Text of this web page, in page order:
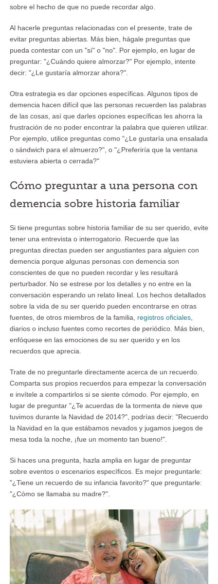
sobre el hecho de que no puede recordar algo.
Al hacerle preguntas relacionadas con el presente, trate de
evitar preguntas abiertas. Más bien, hágale preguntas que
pueda contestar con un "sí" o "no". Por ejemplo, en lugar de
preguntar: "¿Cuándo quiere almorzar?" Por ejemplo, intente
decir: "¿Le gustaría almorzar ahora?".
Otra estrategia es dar opciones específicas. Algunos tipos de
demencia hacen difícil que las personas recuerden las palabras
de las cosas, así que darles opciones específicas les ahorra la
frustración de no poder encontrar la palabra que quieren utilizar.
Por ejemplo, utilice preguntas como "¿Le gustaría una ensalada
o sándwich para el almuerzo?", o "¿Preferiría que la ventana
estuviera abierta o cerrada?"
Cómo preguntar a una persona con
demencia sobre historia familiar
Si tiene preguntas sobre historia familiar de su ser querido, evite
tener una entrevista o interrogatorio. Recuerde que las
preguntas directas pueden ser angustiantes para alguien con
demencia porque algunas personas con demencia son
conscientes de que no pueden recordar y les resultará
perturbador. No se estrese por los detalles y no entre en la
conversación esperando un relato lineal. Los hechos detallados
sobre la vida de su ser querido pueden encontrarse en otras
fuentes, de otros miembros de la familia, registros oficiales
diarios o incluso fuentes como recortes de periódico. Más bien,
enfóquese en las emociones de su ser querido y en los
recuerdos que aprecia.
Trate de no preguntarle directamente acerca de un recuerdo.
Comparta sus propios recuerdos para empezar la conversación
e invítele a compartirlos si se siente cómodo. Por ejemplo, en
lugar de preguntar "¿Te acuerdas de la tormenta de nieve que
tuvimos durante la Navidad de 2014?", podrías decir: "Recuerdo
la Navidad en la que estábamos nevados y jugamos juegos de
mesa toda la noche, ¡fue un momento tan bueno!".
Si haces una pregunta, hazla amplia en lugar de preguntar
sobre eventos o escenarios específicos. Es mejor preguntarle:
"¿Tiene un recuerdo de su infancia favorito?" que preguntarle:
"¿Cómo se llamaba su madre?".